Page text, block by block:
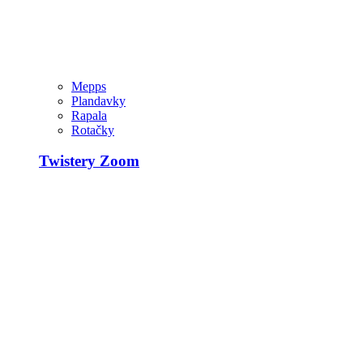
Mepps
Plandavky
Rapala
Rotačky
Twistery Zoom